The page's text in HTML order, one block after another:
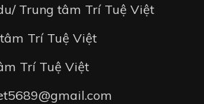
Trung tâm Trí Tuệ Việt
Trí Tuệ Việt
Trí Tuệ Việt